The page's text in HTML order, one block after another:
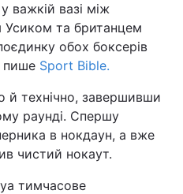
у важкій вазі між
Усиком та британцем
обох боксерів
пише Sport Bible.
й технічно, завершивши
раунді. Спершу
в нокдаун, а вже
чистий нокаут.
тимчасове